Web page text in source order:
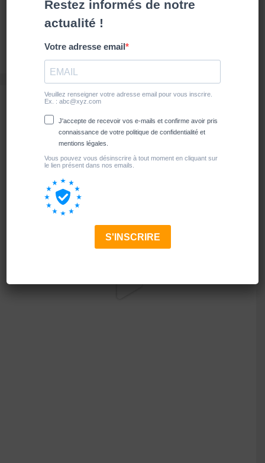
Maroc
Mexique
travel__evasion
Voyagiste & Tour-opérateurGrand Jeu
PAPYRUS 2026 :
utm_source=instagram #TravelEvasion